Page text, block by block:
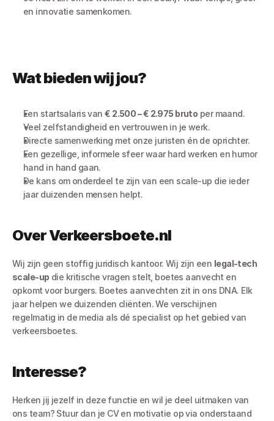
en innovatie samenkomen.
Wat bieden wij jou?
Een startsalaris van € 2.500 – € 2.975 bruto per maand.
Veel zelfstandigheid en vertrouwen in je werk.
Directe samenwerking met onze juristen én de oprichter.
Een gezellige, informele sfeer waar hard werken en humor
hand in hand gaan.
De kans om onderdeel te zijn van een scale-up die ieder
jaar duizenden mensen helpt.
Over Verkeersboete.nl
Wij zijn geen stoffig juridisch kantoor. Wij zijn een legal-tech
scale-up die kritische vragen stelt, boetes aanvecht en
opkomt voor burgers. Boetes aanvechten zit in ons DNA. Elk
jaar helpen we duizenden cliënten. We verschijnen
regelmatig in de media als dé specialist op het gebied van
verkeersboetes.
Interesse?
Herken jij jezelf in deze functie en wil je deel uitmaken van
ons team? Stuur dan je CV en motivatie op via onderstaand